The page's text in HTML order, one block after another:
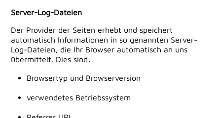
Server-Log-Dateien
Der Provider der Seiten erhebt und speichert
automatisch Informationen in so genannten Server-
Log-Dateien, die Ihr Browser automatisch an uns
übermittelt. Dies sind:
Browsertyp und Browserversion
verwendetes Betriebssystem